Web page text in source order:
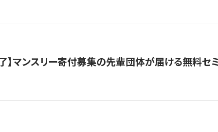
】マンスリー寄付募集の先輩団体が届ける無料セ